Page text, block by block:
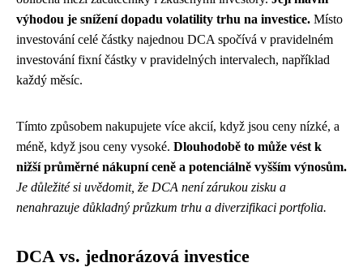
výhodou je snížení dopadu volatility trhu na investice. Místo
investování celé částky najednou DCA spočívá v pravidelném
investování fixní částky v pravidelných intervalech, například
každý měsíc.
Tímto způsobem nakupujete více akcií, když jsou ceny nízké, a
méně, když jsou ceny vysoké. Dlouhodobě to může vést k
nižší průměrné nákupní ceně a potenciálně vyšším výnosům.
Je důležité si uvědomit, že DCA není zárukou zisku a
nenahrazuje důkladný průzkum trhu a diverzifikaci portfolia.
DCA vs. jednorázová investice